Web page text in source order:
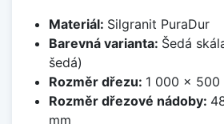
Materiál: Silgranit PuraDur
Barevná varianta: Šedá
šedá)
Rozměr dřezu: 1 000 x 500
Rozměr dřezové nádoby:
mm